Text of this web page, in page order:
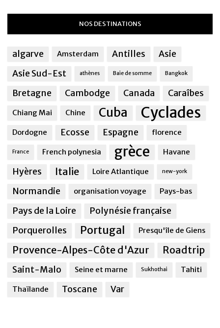
NOS DESTINATIONS
algarve Amsterdam Antilles
Asie
Asie Sud-Est
athènes Baie de somme Bangkok
Bretagne Cambodge Canada Caraîbes
Chiang Mai Chine Cuba Cyclades
Dordogne Ecosse Espagne florence
France French polynesia grèce Havane
Hyères Italie Loire Atlantique new-york
Normandie organisation voyage Pays-bas
Pays de la Loire
Polynésie française
Porquerolles
Portugal Presqu'île de Giens
Provence-Alpes-Côte d'Azur Roadtrip
Saint-Malo Seine et marne Sukhothai Tahiti
Thaïlande Toscane Var